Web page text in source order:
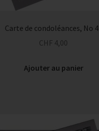
Carte de condoléances, No
CHF 4,00
Ajouter au panier